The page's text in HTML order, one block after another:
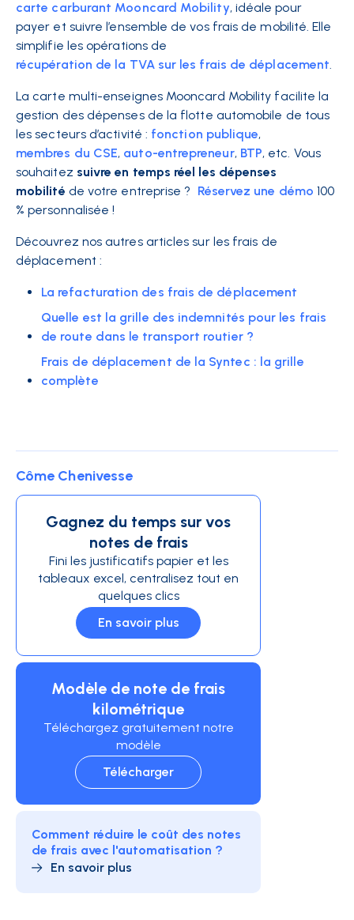
carte carburant Mooncard Mobility, idéale pour
payer et suivre l’ensemble de vos frais de mobilité. Elle
simplifie les opérations de
récupération de la TVA sur les frais de déplacement.
La carte multi-enseignes Mooncard Mobility facilite la
gestion des dépenses de la flotte automobile de tous
les secteurs d’activité : fonction publique,
membres du CSE, auto-entrepreneur, BTP, etc. Vous
souhaitez suivre en temps réel les dépenses
mobilité de votre entreprise ? Réservez une démo 100
% personnalisée !
Découvrez nos autres articles sur les frais de
déplacement :
La refacturation des frais de déplacement
Quelle est la grille des indemnités pour les frais
de route dans le transport routier ?
Frais de déplacement de la Syntec : la grille
complète
Côme Chenivesse
Gagnez du temps sur vos
notes de frais
Fini les justificatifs papier et les
tableaux excel, centralisez tout en
quelques clics
En savoir plus
Modèle de note de frais
kilométrique
Téléchargez gratuitement notre
modèle
Télécharger
Comment réduire le coût des notes
de frais avec l'automatisation ?
En savoir plus